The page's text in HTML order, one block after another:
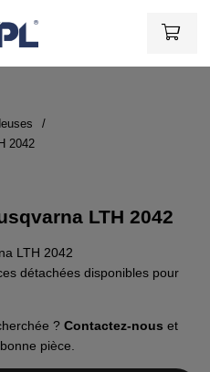
2042
LTH 2042
LTH 2042
détachées disponibles pour
? Contactez-nous et
pièce.